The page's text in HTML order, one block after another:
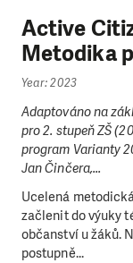
Active
Metodika
Year: 2023
Adaptováno na
pro 2. stupeň ZŠ
program Varianty
Jan Činčera,...
Ucelená
začlenit do výuky
občanství u žáků.
postupně...